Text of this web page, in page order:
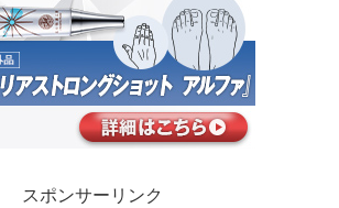
スポンサーリンク